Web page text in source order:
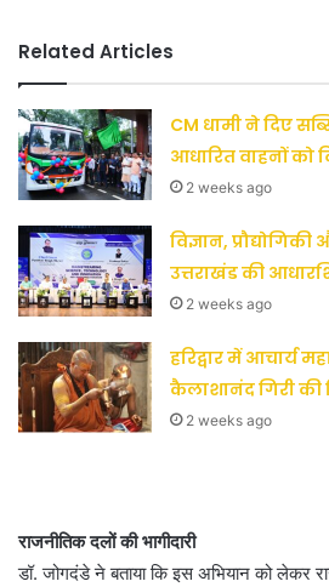
Related Articles
CM धामी ने दिए
आधारित वाहनों
2 weeks ago
विज्ञान,
उत्तराखंड की
2 weeks ago
हरिद्वार में आचार्य
कैलाशानंद गिरी की
2 weeks ago
राजनीतिक दलों की भागीदारी
डॉ. जोगदंडे ने बताया कि इस अभियान को लेकर